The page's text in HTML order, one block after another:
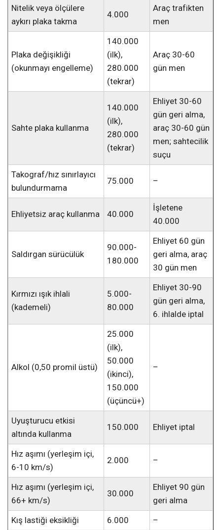
Nitelik veya ölçülere
aykırı plaka takma
4.000
Araç trafikten
men
Plaka değişikliği
(okunmayı engelleme)
140.000
(ilk),
280.000
(tekrar)
Araç 30-60
gün men
Sahte plaka kullanma
140.000
(ilk),
280.000
(tekrar)
Ehliyet 30-60
gün geri alma,
araç 30-60 gün
men; sahtecilik
suçu
Takograf/hız sınırlayıcı
bulundurmama
75.000 –
Ehliyetsiz araç kullanma 40.000
İşletene
40.000
Saldırgan sürücülük
90.000-
180.000
Ehliyet 60 gün
geri alma, araç
30 gün men
Kırmızı ışık ihlali
(kademeli)
5.000-
80.000
Ehliyet 30-90
gün geri alma,
6. ihlalde iptal
Alkol (0,50 promil üstü)
25.000
(ilk),
50.000
(ikinci),
150.000
(üçüncü+)
–
Uyuşturucu etkisi
altında kullanma
150.000 Ehliyet iptal
Hız aşımı (yerleşim içi,
6-10 km/s)
2.000 –
Hız aşımı (yerleşim içi,
66+ km/s)
30.000
Ehliyet 90 gün
geri alma
Kış lastiği eksikliği
6.000 –